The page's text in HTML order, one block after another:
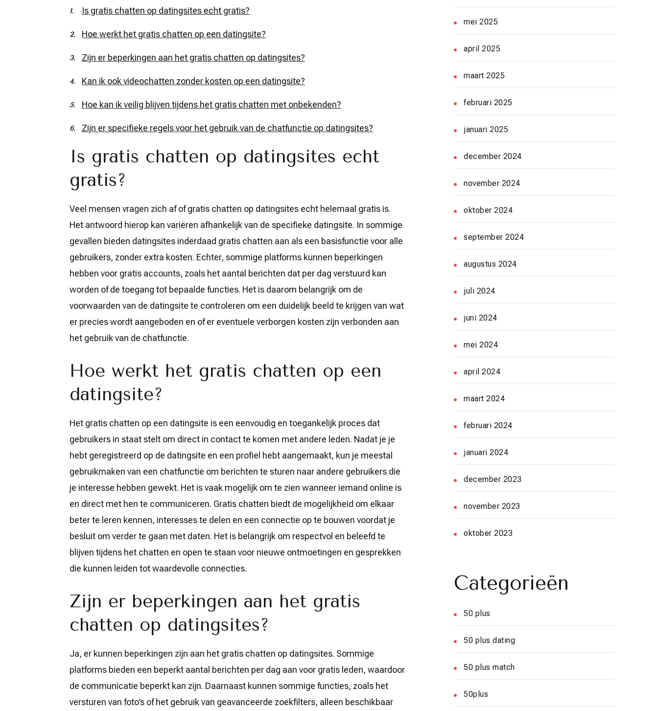
Is gratis chatten op datingsites echt gratis?
Hoe werkt het gratis chatten op een datingsite?
Zijn er beperkingen aan het gratis chatten op datingsites?
Kan ik ook videochatten zonder kosten op een datingsite?
Hoe kan ik veilig blijven tijdens het gratis chatten met onbekenden?
Zijn er specifieke regels voor het gebruik van de chatfunctie op datingsites?
Is gratis chatten op datingsites echt
gratis?
Veel mensen vragen zich af of gratis chatten op datingsites echt helemaal gratis is.
Het antwoord hierop kan variëren afhankelijk van de specifieke datingsite. In sommige
gevallen bieden datingsites inderdaad gratis chatten aan als een basisfunctie voor alle
gebruikers, zonder extra kosten. Echter, sommige platforms kunnen beperkingen
hebben voor gratis accounts, zoals het aantal berichten dat per dag verstuurd kan
worden of de toegang tot bepaalde functies. Het is daarom belangrijk om de
voorwaarden van de datingsite te controleren om een duidelijk beeld te krijgen van wat
er precies wordt aangeboden en of er eventuele verborgen kosten zijn verbonden aan
het gebruik van de chatfunctie.
Hoe werkt het gratis chatten op een
datingsite?
Het gratis chatten op een datingsite is een eenvoudig en toegankelijk proces dat
gebruikers in staat stelt om direct in contact te komen met andere leden. Nadat je je
hebt geregistreerd op de datingsite en een profiel hebt aangemaakt, kun je meestal
gebruikmaken van een chatfunctie om berichten te sturen naar andere gebruikers die
je interesse hebben gewekt. Het is vaak mogelijk om te zien wanneer iemand online is
en direct met hen te communiceren. Gratis chatten biedt de mogelijkheid om elkaar
beter te leren kennen, interesses te delen en een connectie op te bouwen voordat je
besluit om verder te gaan met daten. Het is belangrijk om respectvol en beleefd te
blijven tijdens het chatten en open te staan voor nieuwe ontmoetingen en gesprekken
die kunnen leiden tot waardevolle connecties.
Zijn er beperkingen aan het gratis
chatten op datingsites?
Ja, er kunnen beperkingen zijn aan het gratis chatten op datingsites. Sommige
platforms bieden een beperkt aantal berichten per dag aan voor gratis leden, waardoor
de communicatie beperkt kan zijn. Daarnaast kunnen sommige functies, zoals het
versturen van foto’s of het gebruik van geavanceerde zoekfilters, alleen beschikbaar
mei 2025
april 2025
maart 2025
februari 2025
januari 2025
december 2024
november 2024
oktober 2024
september 2024
augustus 2024
juli 2024
juni 2024
mei 2024
april 2024
maart 2024
februari 2024
januari 2024
december 2023
november 2023
oktober 2023
Categorieën
50 plus
50 plus dating
50 plus match
50plus